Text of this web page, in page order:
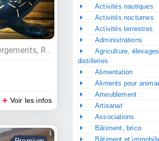
Restauration , Hébergements, Restaurants, Hôtels
Voir les infos
Activités nautiques
Activités nocturnes
Activités terrestres
Administrations
Agriculture,
distilleries
Alimentation
Aliments pour
Ameublement
Artisanat
Associations
Bâtiment, brico
Bâtiment et